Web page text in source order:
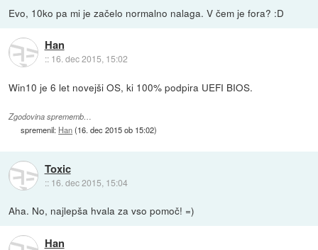
Evo, 10ko pa mi je začelo normalno nalaga. V čem je fora? :D
Han
:: 16. dec 2015, 15:02
Win10 je 6 let novejši OS, ki 100% podpira UEFI BIOS.
Zgodovina sprememb…
spremenil: Han(16. dec 2015 ob 15:02)
Toxic
:: 16. dec 2015, 15:04
Aha. No, najlepša hvala za vso pomoč! =)
Han